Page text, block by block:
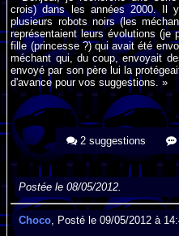
crois) dans les années 2000. Il
plusieurs robots noirs (les
représentaient leurs évolutions (je
fille (princesse ?) qui avait été
méchant qui, du coup, envoyait
envoyé par son père lui la
d'avance pour vos suggestions. »
2 suggestions
Postée le 08/05/2012.
Choco , Posté le 09/05/2012 à